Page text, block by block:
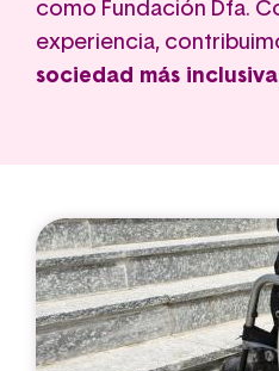
como Fundación Dfa.
experiencia,
sociedad más inclusiva